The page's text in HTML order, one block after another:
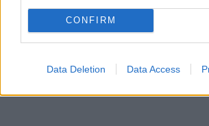
CONFIRM
Data Deletion Data Access